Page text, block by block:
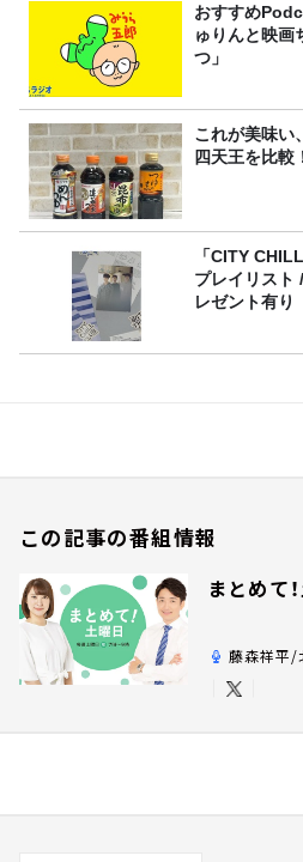
おすすめ
ゅりんと映
つ」
これが美味い
四天王を比較
「CITY
プレイリスト
レゼント有り
この記事の番組情報
まとめて
藤森祥平/